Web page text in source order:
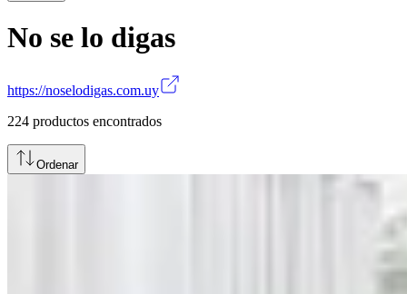
No se lo digas
https://noselodigas.com.uy
224 productos encontrados
Ordenar